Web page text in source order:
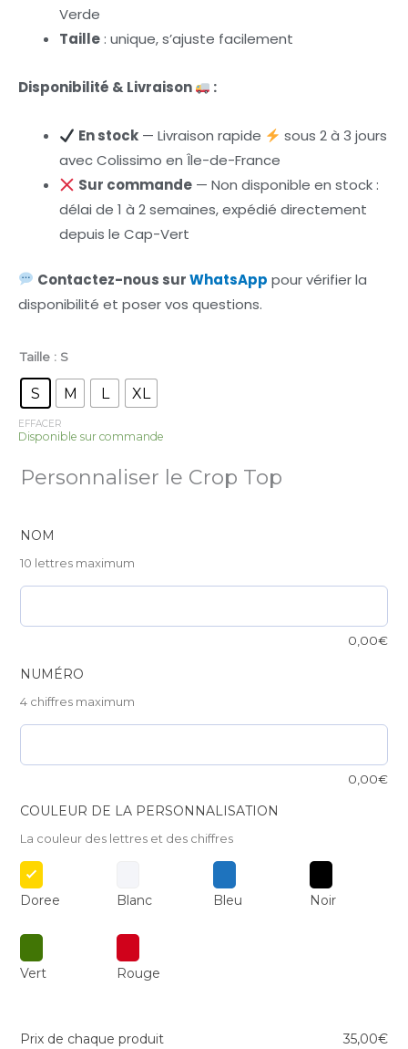
Verde
Taille: unique, s’ajuste facilement
Disponibilité & Livraison :
En stock — Livraison rapide
sous 2 à 3 jours
avec Colissimo en Île-de-France
Sur commande — Non disponible en stock :
délai de 1 à 2 semaines, expédié directement
depuis le Cap-Vert
Contactez-nous surWhatsApp pour vérifier la
disponibilité et poser vos questions.
Taille : S
S M L XL
EFFACER
Disponible sur commande
Personnaliser le Crop Top
NOM
10 lettres maximum
0,00€
NUMÉRO
4 chiffres maximum
0,00€
COULEUR DE LA PERSONNALISATION
La couleur des lettres et des chiffres
Doree Blanc Bleu Noir
Vert Rouge
Prix de chaque produit 35,00€
Cabo
–
&
Classique